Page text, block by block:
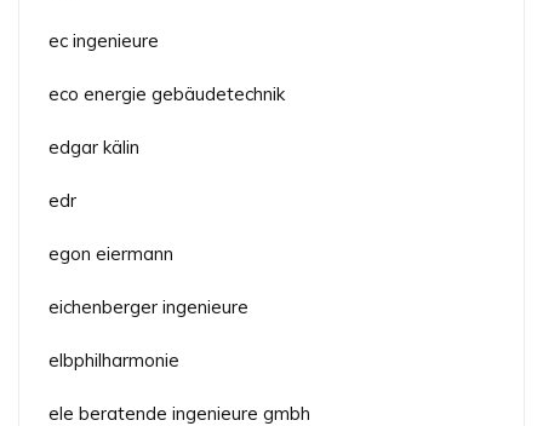
ec ingenieure
eco energie gebäudetechnik
edgar kälin
edr
egon eiermann
eichenberger ingenieure
elbphilharmonie
ele beratende ingenieure gmbh